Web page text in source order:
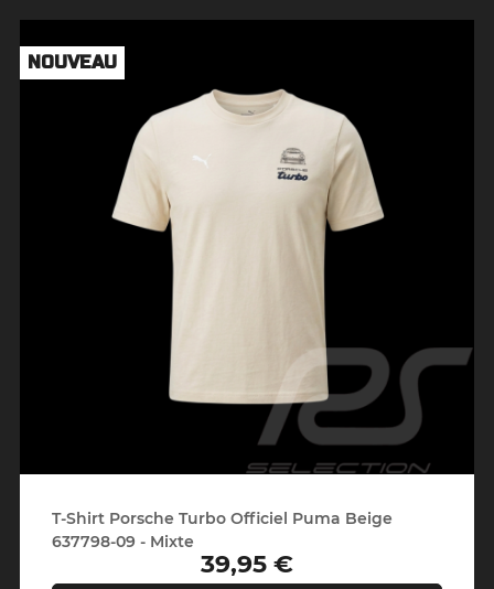
T-Shirt Porsche Turbo Officiel Puma Beige
637798-09 - Mixte
Prix
39,95 €
NOUVEAU